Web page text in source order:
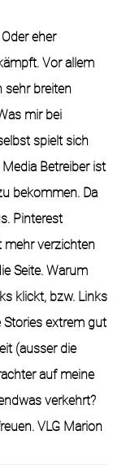
eher
Vor allem
sehr breiten
mir bei
spielt sich
Betreiber ist
bekommen. Da
Pinterest
mehr verzichten
Seite. Warum
klickt, bzw. Links
extrem gut
(ausser die
auf meine
verkehrt?
VLG Marion